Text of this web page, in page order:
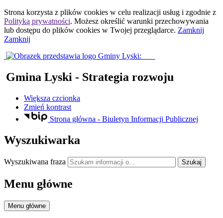
Strona korzysta z plików cookies w celu realizacji usług i zgodnie z
Polityką prywatności. Możesz określić warunki przechowywania
lub dostępu do plików cookies w Twojej przeglądarce. Zamknij
Zamknij
Gmina Lyski - Strategia rozwoju
Większa czcionka
Zmień kontrast
Strona główna - Biuletyn Informacji Publicznej
Wyszukiwarka
Wyszukiwana fraza Szukaj
Menu główne
Menu główne